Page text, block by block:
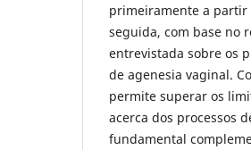
primeiramente a partir
seguida, com base no
entrevistada sobre os
de agenesia vaginal.
permite superar os
acerca dos processos
fundamental